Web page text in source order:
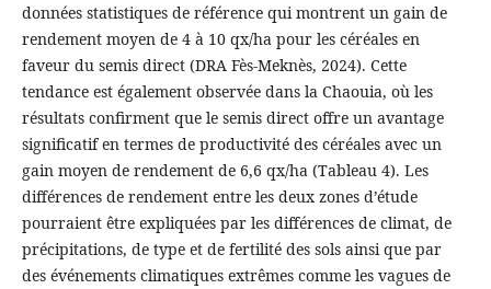
données statistiques de référence qui montrent un gain de
rendement moyen de 4 à 10 qx/ha pour les céréales en
faveur du semis direct (DRA Fès-Meknès, 2024). Cette
tendance est également observée dans la Chaouia, où les
résultats confirment que le semis direct offre un avantage
significatif en termes de productivité des céréales avec un
gain moyen de rendement de 6,6 qx/ha (Tableau 4). Les
différences de rendement entre les deux zones d’étude
pourraient être expliquées par les différences de climat, de
précipitations, de type et de fertilité des sols ainsi que par
des événements climatiques extrêmes comme les vagues de